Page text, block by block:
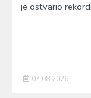
je ostvario
07.08.2026